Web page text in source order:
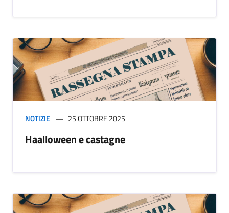
NOTIZIE 25 OTTOBRE 2025
Haalloween e castagne